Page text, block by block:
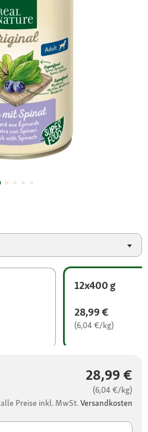
12x400 g
28,99 €
(6,04 €/kg)
28,99 €
(6,04 €/kg)
alle Preise inkl. MwSt.Versandkosten